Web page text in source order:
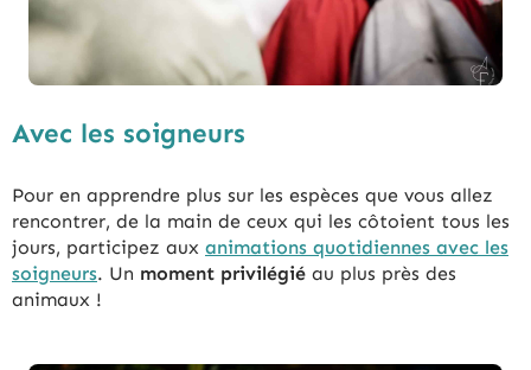
Avec les soigneurs
Pour en apprendre plus sur les espèces que vous allez
rencontrer, de la main de ceux qui les côtoient tous les
jours, participez aux animations quotidiennes avec les
soigneurs. Un moment privilégié au plus près des
animaux !